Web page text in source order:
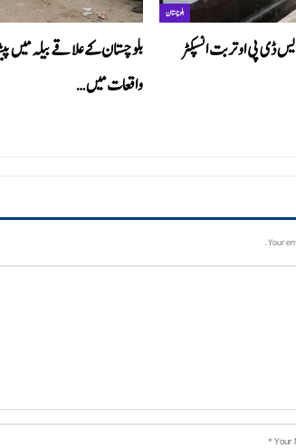
بلوچستان کے علاقے بیلہ میں
واقعات میں…
بلوچستان
ڈی پی او تربت انسپکٹر
Your